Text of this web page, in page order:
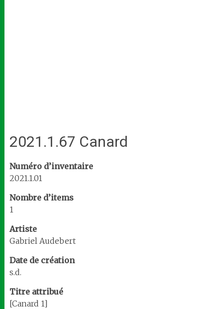
2021.1.67 Canard
Numéro d’inventaire
2021.1.01
Nombre d’items
1
Artiste
Gabriel Audebert
Date de création
s.d.
Titre attribué
[Canard 1]